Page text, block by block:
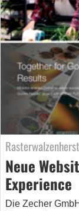
Neue
Experience
Die Zecher